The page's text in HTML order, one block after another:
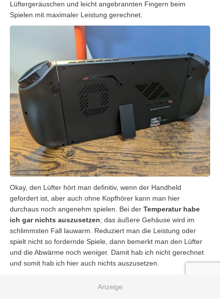
Lüftergeräuschen und leicht angebrannten Fingern beim
Spielen mit maximaler Leistung gerechnet.
Okay, den Lüfter hört man definitiv, wenn der Handheld
gefordert ist, aber auch ohne Kopfhörer kann man hier
durchaus noch angenehm spielen. Bei der Temperatur habe
ich gar nichts auszusetzen; das äußere Gehäuse wird im
schlimmsten Fall lauwarm. Reduziert man die Leistung oder
spielt nicht so fordernde Spiele, dann bemerkt man den Lüfter
und die Abwärme noch weniger. Damit hab ich nicht gerechnet
und somit hab ich hier auch nichts auszusetzen.
Software & Zugänglichkeit